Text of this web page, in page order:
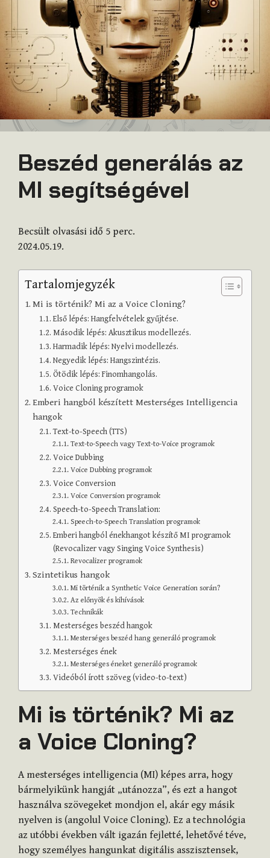
Beszéd generálás az
MI segítségével
Becsült olvasási idő 5 perc.
2024.05.19.
Tartalomjegyzék
Mi is történik? Mi az a Voice Cloning?
Első lépés: Hangfelvételek gyűjtése.
Második lépés: Akusztikus modellezés.
Harmadik lépés: Nyelvi modellezés.
Negyedik lépés: Hangszintézis.
Ötödik lépés: Finomhangolás.
Voice Cloning programok
Emberi hangból készített Mesterséges Intelligencia
hangok
Text-to-Speech (TTS)
Text-to-Speech vagy Text-to-Voice programok
Voice Dubbing
Voice Dubbing programok
Voice Conversion
Voice Conversion programok
Speech-to-Speech Translation:
Speech-to-Speech Translation programok
Emberi hangból énekhangot készítő MI programok
(Revocalizer vagy Singing Voice Synthesis)
Revocalizer programok
Szintetikus hangok
Mi történik a Synthetic Voice Generation során?
Az előnyök és kihívások
Technikák
Mesterséges beszéd hangok
Mesterséges beszéd hang generáló programok
Mesterséges ének
Mesterséges éneket generáló programok
Videóból írott szöveg (video-to-text)
Mi is történik? Mi az
a Voice Cloning?
A mesterséges intelligencia (MI) képes arra, hogy
bármelyikünk hangját „utánozza”, és ezt a hangot
használva szövegeket mondjon el, akár egy másik
nyelven is (angolul Voice Cloning). Ez a technológia
az utóbbi években vált igazán fejletté, lehetővé téve,
hogy személyes hangunkat digitális asszisztensek,